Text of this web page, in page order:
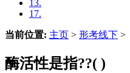
13.
17.
当前位置: 主页 > 形考线下 >
酶活性是指??( )